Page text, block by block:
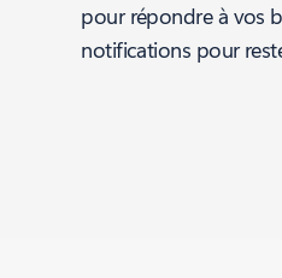
pour répondre à vos
notifications pour